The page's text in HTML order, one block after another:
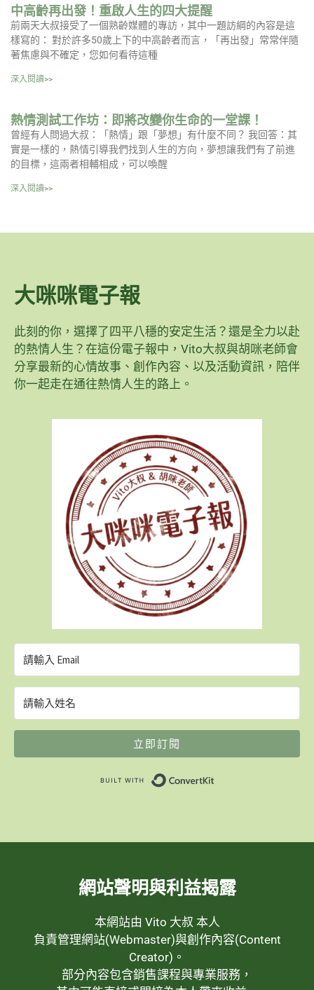
中高齡再出發！重啟人生的四大提醒
前兩天大叔接受了一個熟齡媒體的專訪，其中一題訪綱的內容是這
樣寫的： 對於許多50歲上下的中高齡者而言，「再出發」常常伴隨
著焦慮與不確定，您如何看待這種
深入閱讀>>
熱情測試工作坊：即將改變你生命的一堂課！
曾經有人問過大叔：「熱情」跟「夢想」有什麼不同？ 我回答：其
實是一樣的，熱情引導我們找到人生的方向，夢想讓我們有了前進
的目標，這兩者相輔相成，可以喚醒
深入閱讀>>
大咪咪電子報
此刻的你，選擇了四平八穩的安定生活？還是全力以赴
的熱情人生？在這份電子報中，Vito大叔與胡咪老師會
分享最新的心情故事、創作內容、以及活動資訊，陪伴
你一起走在通往熱情人生的路上。
立即訂閱
網站聲明與利益揭露
本網站由 Vito 大叔 本人
負責管理網站(Webmaster)與創作內容(Content
Creator)。
部分內容包含銷售課程與專業服務，